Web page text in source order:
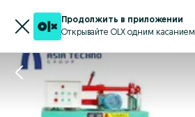
Продолжить в приложении
Открывайте OLX одним касанием